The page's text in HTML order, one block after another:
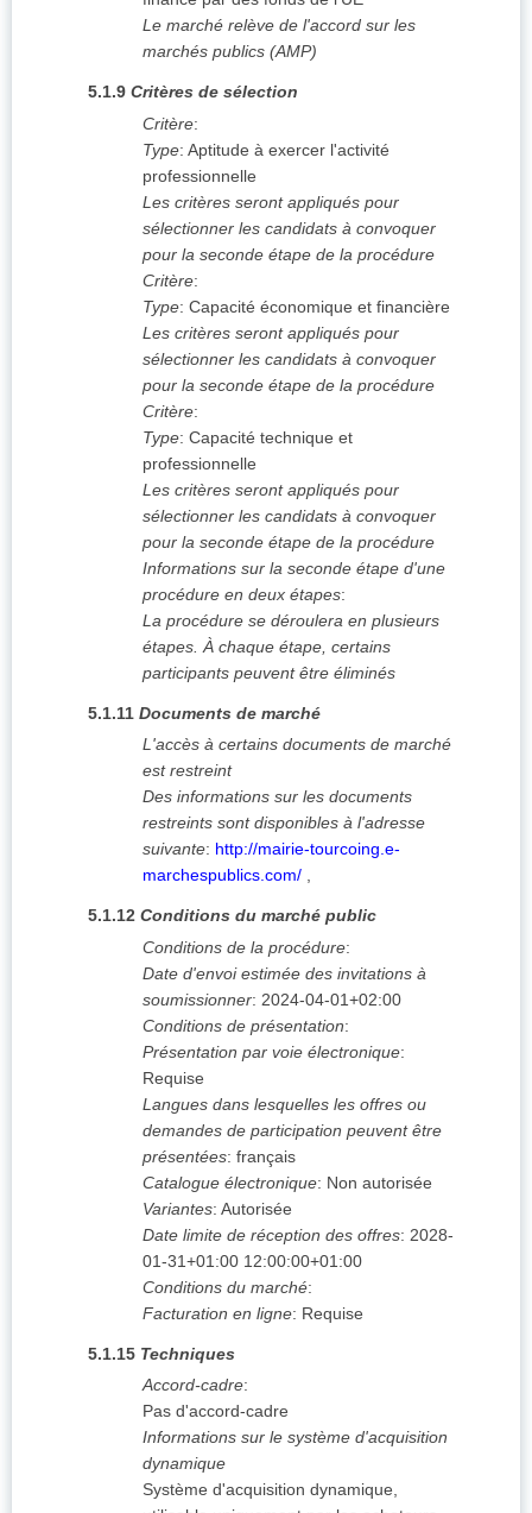
Le marché relève de l'accord sur les
marchés publics (AMP)
5.1.9 Critères de sélection
Critère:
Type: Aptitude à exercer l'activité
professionnelle
Les critères seront appliqués pour
sélectionner les candidats à convoquer
pour la seconde étape de la procédure
Critère:
Type: Capacité économique et financière
Les critères seront appliqués pour
sélectionner les candidats à convoquer
pour la seconde étape de la procédure
Critère:
Type: Capacité technique et
professionnelle
Les critères seront appliqués pour
sélectionner les candidats à convoquer
pour la seconde étape de la procédure
Informations sur la seconde étape d'une
procédure en deux étapes:
La procédure se déroulera en plusieurs
étapes. À chaque étape, certains
participants peuvent être éliminés
5.1.11 Documents de marché
L'accès à certains documents de marché
est restreint
Des informations sur les documents
restreints sont disponibles à l'adresse
suivante: http://mairie-tourcoing.e-
marchespublics.com/
5.1.12 Conditions du marché public
Conditions de la procédure:
Date d'envoi estimée des invitations à
soumissionner: 2024-04-01+02:00
Conditions de présentation:
Présentation par voie électronique:
Requise
Langues dans lesquelles les offres ou
demandes de participation peuvent être
présentées: français
Catalogue électronique: Non autorisée
Variantes: Autorisée
Date limite de réception des offres: 2028-
01-31+01:00 12:00:00+01:00
Conditions du marché:
Facturation en ligne: Requise
5.1.15 Techniques
Accord-cadre:
Pas d'accord-cadre
Informations sur le système d'acquisition
dynamique
Système d'acquisition dynamique,